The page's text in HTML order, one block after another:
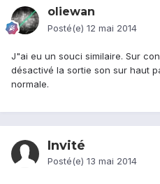
oliewan
Posté(e) 12 mai 2014
J"ai eu un souci similaire. Sur
désactivé la sortie son sur haut
normale.
Invité
Posté(e) 13 mai 2014